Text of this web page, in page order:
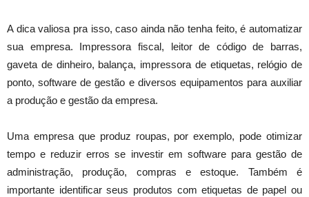
A dica valiosa pra isso, caso ainda não tenha feito, é automatizar
sua empresa. Impressora fiscal, leitor de código de barras,
gaveta de dinheiro, balança, impressora de etiquetas, relógio de
ponto, software de gestão e diversos equipamentos para auxiliar
a produção e gestão da empresa.
Uma empresa que produz roupas, por exemplo, pode otimizar
tempo e reduzir erros se investir em software para gestão de
administração, produção, compras e estoque. Também é
importante identificar seus produtos com etiquetas de papel ou